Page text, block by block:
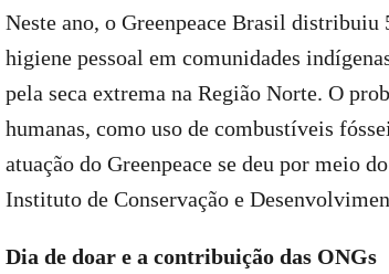
Neste ano, o Greenpeace Brasil distribuiu
higiene pessoal em comunidades
pela seca extrema na Região Norte. O
humanas, como uso de combustíveis
atuação do Greenpeace se deu por meio
Instituto de Conservação e
Dia de doar e a contribuição das ONGs